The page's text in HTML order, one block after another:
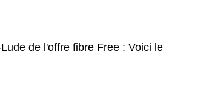
de l'offre fibre Free : Voici le